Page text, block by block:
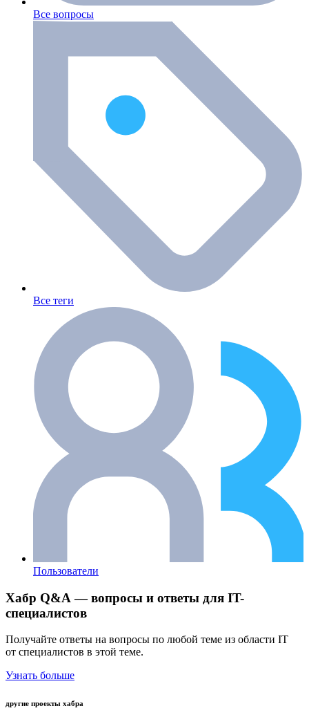
Все вопросы
Все теги
Пользователи
Хабр Q&A — вопросы и ответы для IT-
специалистов
Получайте ответы на вопросы по любой теме из области IT
от специалистов в этой теме.
Узнать больше
другие проекты хабра